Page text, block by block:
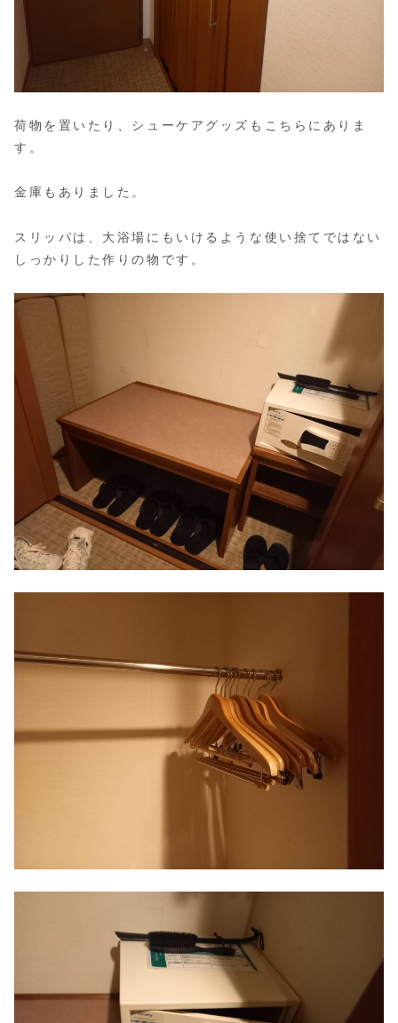
荷物を置いたり、シューケアグッズもこちらにありま
す。
金庫もありました。
スリッパは、大浴場にもいけるような使い捨てではない
しっかりした作りの物です。